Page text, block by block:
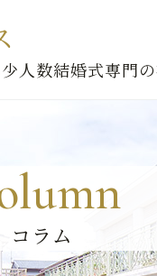
人数結婚式専門
コラム